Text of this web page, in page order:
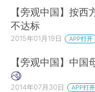
【旁观中国】按
不达标
2015年01月19日 APP打开
【旁观中国】中国
2014年07月30日 APP打开